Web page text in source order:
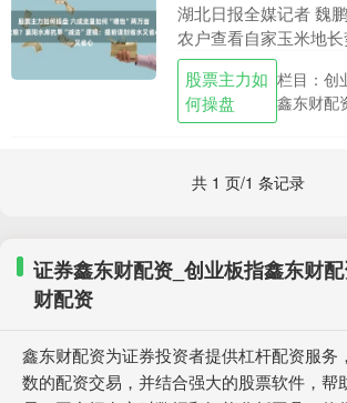
湖北日报全媒记者 魏
农户查看自家玉米地
记者 魏鹏 摄 杨磊介绍
北日报全媒记者 魏鹏
股票主力如
何操盘
栏目：创
鑫东财配
共 1 页/1 条记录
证券鑫东财配资_创业板指鑫东财
财配资
鑫东财配资为证券投资者提供杠杆配资服务
数的配资交易，并结合强大的股票软件，帮